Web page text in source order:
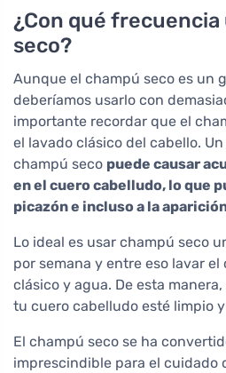
¿Con qué frecuencia
seco?
Aunque el champú seco es un
deberíamos usarlo con
importante recordar que el
el lavado clásico del cabello.
champú seco puede causar
en el cuero cabelludo, lo que
picazón e incluso a la
Lo ideal es usar champú seco
por semana y entre eso lavar
clásico y agua. De esta
tu cuero cabelludo esté limpio
El champú seco se ha
imprescindible para el cuidado